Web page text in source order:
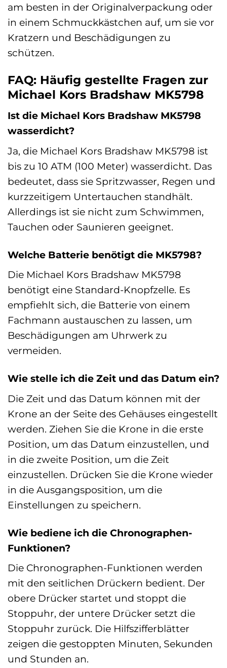
am besten in der Originalverpackung oder
in einem Schmuckkästchen auf, um sie vor
Kratzern und Beschädigungen zu
schützen.
FAQ: Häufig gestellte Fragen zur
Michael Kors Bradshaw MK5798
Ist die Michael Kors Bradshaw MK5798
wasserdicht?
Ja, die Michael Kors Bradshaw MK5798 ist
bis zu 10 ATM (100 Meter) wasserdicht. Das
bedeutet, dass sie Spritzwasser, Regen und
kurzzeitigem Untertauchen standhält.
Allerdings ist sie nicht zum Schwimmen,
Tauchen oder Saunieren geeignet.
Welche Batterie benötigt die MK5798?
Die Michael Kors Bradshaw MK5798
benötigt eine Standard-Knopfzelle. Es
empfiehlt sich, die Batterie von einem
Fachmann austauschen zu lassen, um
Beschädigungen am Uhrwerk zu
vermeiden.
Wie stelle ich die Zeit und das Datum ein?
Die Zeit und das Datum können mit der
Krone an der Seite des Gehäuses eingestellt
werden. Ziehen Sie die Krone in die erste
Position, um das Datum einzustellen, und
in die zweite Position, um die Zeit
einzustellen. Drücken Sie die Krone wieder
in die Ausgangsposition, um die
Einstellungen zu speichern.
Wie bediene ich die Chronographen-
Funktionen?
Die Chronographen-Funktionen werden
mit den seitlichen Drückern bedient. Der
obere Drücker startet und stoppt die
Stoppuhr, der untere Drücker setzt die
Stoppuhr zurück. Die Hilfszifferblätter
zeigen die gestoppten Minuten, Sekunden
und Stunden an.